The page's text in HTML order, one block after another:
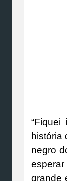
“Fiquei
história
negro
grande